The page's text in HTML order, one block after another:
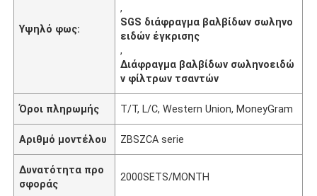
Υψηλό φως:
,
SGS διάφραγμα βαλβίδων σωληνο
ειδών έγκρισης
,
Διάφραγμα βαλβίδων σωληνοειδώ
ν φίλτρων τσαντών
Όροι πληρωμής T/T, L/C, Western Union, MoneyGram
Αριθμό μοντέλου ZBSZCA serie
Δυνατότητα προ
σφοράς
2000SETS/MONTH